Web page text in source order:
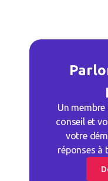
Un
conseil et
votre
réponses à